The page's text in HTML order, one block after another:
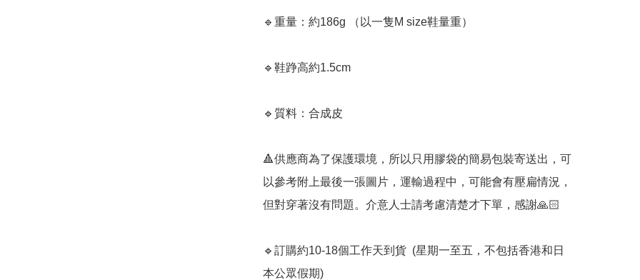
🔹重量：約186g （以一隻M size鞋量重）
🔹鞋踭高約1.5cm
🔹質料：合成皮
🔺供應商為了保護環境，所以只用膠袋的簡易包裝寄送出，可
以參考附上最後一張圖片，運輸過程中，可能會有壓扁情況，
但對穿著沒有問題。介意人士請考慮清楚才下單，感謝🙏🏻
🔹訂購約10-18個工作天到貨 ﻿ (星期一至五，不包括香港和日
本公眾假期)